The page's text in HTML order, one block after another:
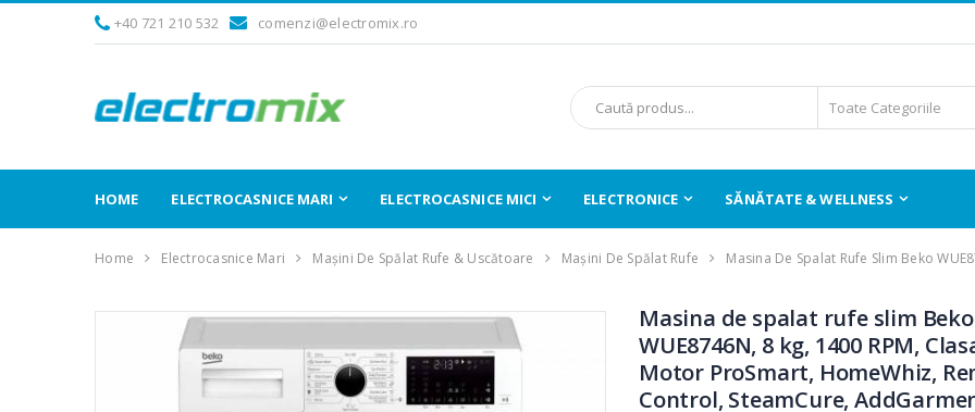
+40 721 210 532 comenzi@electromix.ro
HOME ELECTROCASNICE MARI ELECTROCASNICE MICI ELECTRONICE SĂNĂTATE & WELLNESS
Home Electrocasnice Mari Mașini De Spălat Rufe & Uscătoare Mașini De Spălat Rufe Masina De Spalat Rufe Slim Beko
Masina de spalat rufe slim Beko
WUE8746N, 8 kg, 1400 RPM,
Motor ProSmart, HomeWhiz,
Control, SteamCure,